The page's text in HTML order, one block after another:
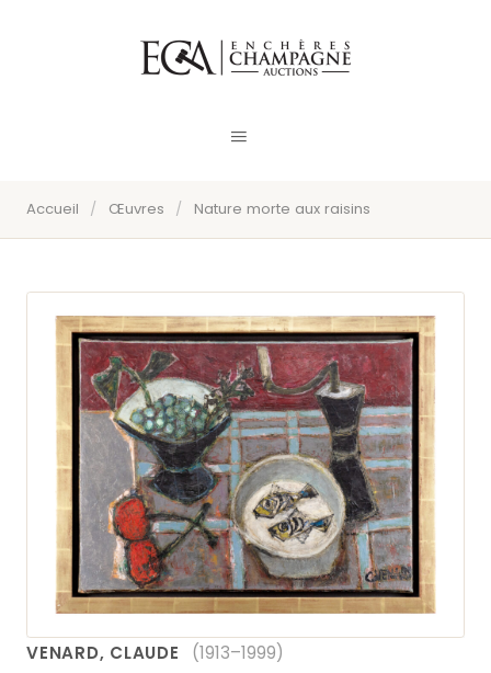
Accueil / Œuvres / Nature morte aux raisins
VENARD, CLAUDE (1913–1999)